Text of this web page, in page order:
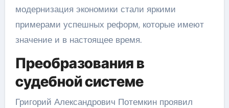
модернизация экономики стали яркими
примерами успешных реформ, которые имеют
значение и в настоящее время.
Преобразования в
судебной системе
Григорий Александрович Потемкин проявил